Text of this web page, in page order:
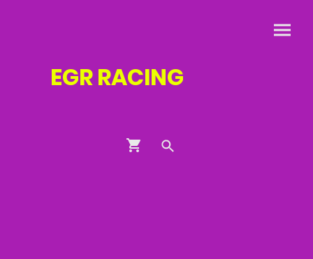
EGRRACING